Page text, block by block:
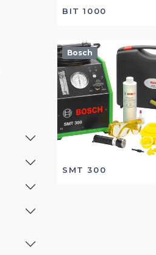
BIT 1000
Bosch
SMT 300